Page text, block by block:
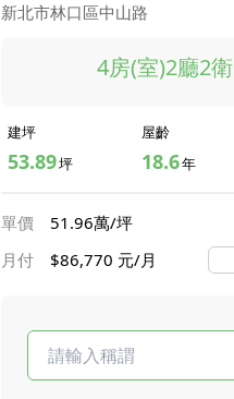
新北市林口區中山路
4房(室)2廳2衛
建坪
53.89坪
屋齡
18.6年
單價
51.96萬/坪
月付
$86,770 元/月